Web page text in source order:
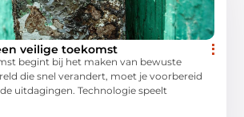
veilige toekomst
begint bij het maken van bewuste
die snel verandert, moet je voorbereid
uitdagingen. Technologie speelt